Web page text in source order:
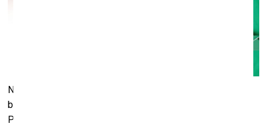
No 3. jūlija līdz 6. augustam VV Foundation PAiR rezidencē
būs skatāma Amandas Ziemeles personālizstāde “ŠĪ
PASAULE un CITAS PASAULES ARĪ”.